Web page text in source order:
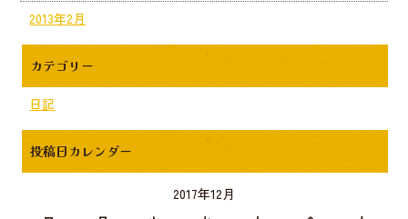
2013年2月
カテゴリー
日記
投稿日カレンダー
2017年12月